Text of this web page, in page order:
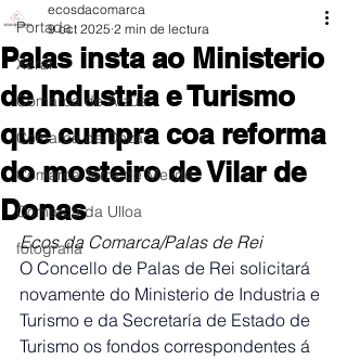
Portada
Xeral
Comarca de Arzúa
Comarca de Deza
Comarca Terra de Melide
Comarca da Ulloa
fotografía
Palas insta ao Ministerio
de Industria e Turismo
que cumpra coa reforma
do mosteiro de Vilar de
Donas
ecosdacomarca
9 oct 2025 2 min de lectura
Ecos da Comarca/Palas de Rei
O Concello de Palas de Rei solicitará
novamente do Ministerio de Industria e
Turismo e da Secretaría de Estado de
Turismo os fondos correspondentes á